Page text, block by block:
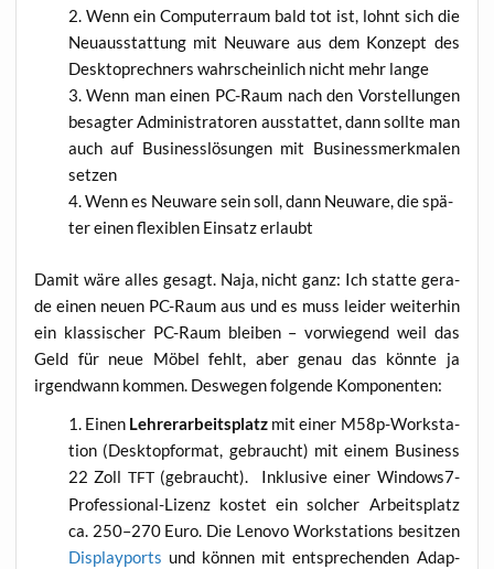
Wenn ein Com­pu­ter­raum bald tot ist, lohnt sich die
Neu­aus­stat­tung mit Neu­wa­re aus dem Kon­zept des
Desk­top­rech­ners wahr­schein­lich nicht mehr lange
Wenn man einen PC-Raum nach den Vor­stel­lun­gen
besag­ter Admi­nis­tra­to­ren aus­stat­tet, dann soll­te man
auch auf Busi­ness­lö­sun­gen mit Busi­ness­merk­ma­len
setzen
Wenn es Neu­wa­re sein soll, dann Neu­wa­re, die spä­
ter einen fle­xi­blen Ein­satz erlaubt
Damit wäre alles gesagt. Naja, nicht ganz: Ich stat­te gera­
de einen neu­en PC-Raum aus und es muss lei­der wei­ter­hin
ein klas­si­scher PC-Raum blei­ben – vor­wie­gend weil das
Geld für neue Möbel fehlt, aber genau das könn­te ja
irgend­wann kom­men. Des­we­gen fol­gen­de Komponenten:
Einen Leh­rer­ar­beits­platz mit einer M58p-Work­sta­
tion (Desk­top­for­mat, gebraucht) mit einem Busi­ness
22 Zoll TFT(gebraucht). Inklu­si­ve einer Win­dows7-
Pro­fes­sio­nal-Lizenz kos­tet ein sol­cher Arbeits­platz
ca. 250–270 Euro. Die Leno­vo Work­sta­tions besit­zen
Dis­play­po­rts und kön­nen mit ent­spre­chen­den Adap­